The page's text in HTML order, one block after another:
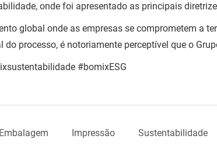
onde foi apresentado as principais
global onde as empresas se comprometem a
do processo, é notoriamente perceptível que o
#bomixESG
Embalagem Impressão Sustentabilidade